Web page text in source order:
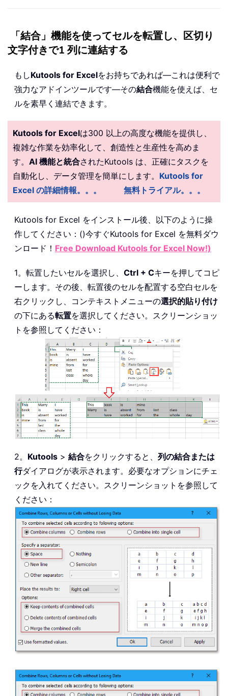
「結合」機能を使ってセルを転置し、区切り
文字付きで1 列に連結する
もしKutools for Excelをお持ちであれば—これは便利で
強力なアドインツールです—その結合機能を使えば、セ
ルを素早く連結できます。
Kutools for Excelは300 以上の高度な機能を提供し、
複雑な作業を効率化して、創造性と生産性を高めま
す。 AI 機能と統合されたKutools は、正確にタスクを
自動化し、データ管理を簡単にします。 Kutools for
Excel の詳細情報。。。
無料トライアル。。。
Kutools for Excel をインストール後、以下のように操
作してください：()今すぐKutools for Excel を無料ダウ
ンロード！ Free Download Kutools for Excel Now!)
1。転置したいセルを選択し、 Ctrl + Cキーを押してコピ
ーします。その後、転置後のセルを配置する空白セルを
右クリックし、コンテキストメニューの選択的貼り付け
の下にある転置を選択してください。スクリーンショッ
トを参照してください：
2。 Kutools > 結合をクリックすると、 列の結合または
行ダイアログが表示されます。必要なオプションにチェ
ックを入れてください。スクリーンショットを参照して
ください：